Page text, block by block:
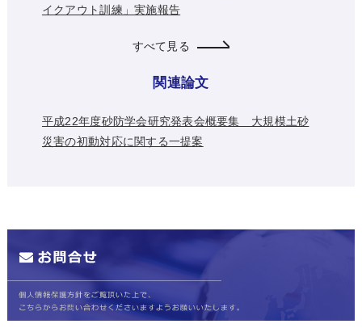
イクアウト訓練」実施報告
すべて見る
関連論文
平成22年度砂防学会研究発表会概要集 大規模土砂
災害の初動対応に関する一提案